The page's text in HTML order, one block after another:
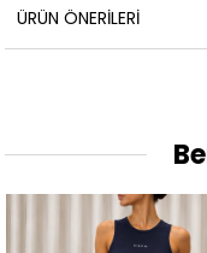
ÜRÜN ÖNERILERI